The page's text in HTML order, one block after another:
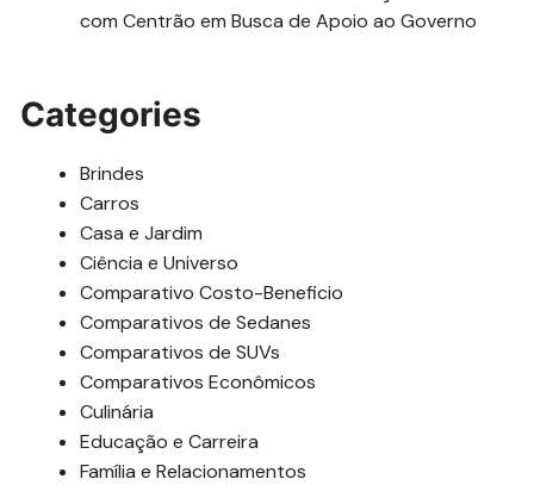
com Centrão em Busca de Apoio ao Governo
Categories
Brindes
Carros
Casa e Jardim
Ciência e Universo
Comparativo Costo-Beneficio
Comparativos de Sedanes
Comparativos de SUVs
Comparativos Econômicos
Culinária
Educação e Carreira
Família e Relacionamentos